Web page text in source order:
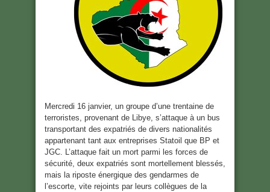
Mercredi 16 janvier, un groupe d’une trentaine de
terroristes, provenant de Libye, s’attaque à un bus
transportant des expatriés de divers nationalités
appartenant tant aux entreprises Statoil que BP et
JGC. L’attaque fait un mort parmi les forces de
sécurité, deux expatriés sont mortellement blessés,
mais la riposte énergique des gendarmes de
l’escorte, vite rejoints par leurs collègues de la